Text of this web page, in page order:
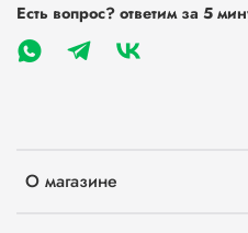
О магазине
Есть вопрос? ответим за 5